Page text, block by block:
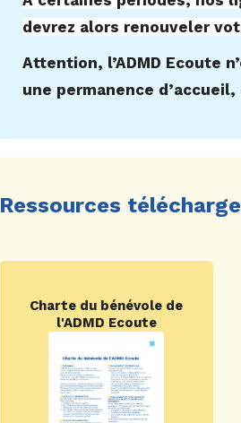
devrez alors renouveler
Attention, l’ADMD Ecoute
une permanence
Ressources
Charte du bénévole de
l'ADMD Ecoute